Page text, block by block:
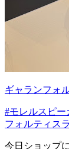
ギャランフォ
#モレルスピ
フォルティス
今日ショップ